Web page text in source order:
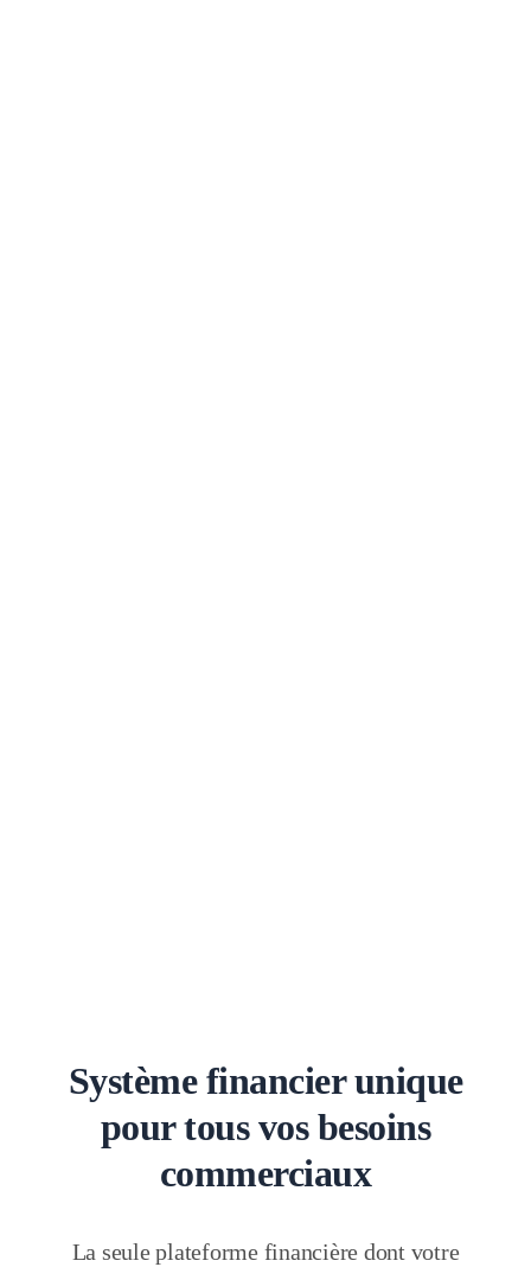
Système financier unique
pour tous vos besoins
commerciaux
La seule plateforme financière dont votre